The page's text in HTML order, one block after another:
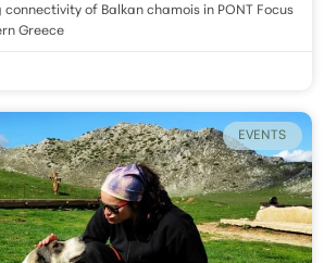
connectivity of Balkan chamois in PONT Focus
Greece
EVENTS